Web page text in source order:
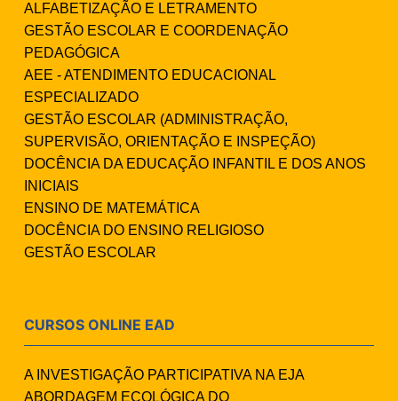
ALFABETIZAÇÃO E LETRAMENTO
GESTÃO ESCOLAR E COORDENAÇÃO
PEDAGÓGICA
AEE - ATENDIMENTO EDUCACIONAL
ESPECIALIZADO
GESTÃO ESCOLAR (ADMINISTRAÇÃO,
SUPERVISÃO, ORIENTAÇÃO E INSPEÇÃO)
DOCÊNCIA DA EDUCAÇÃO INFANTIL E DOS ANOS
INICIAIS
ENSINO DE MATEMÁTICA
DOCÊNCIA DO ENSINO RELIGIOSO
GESTÃO ESCOLAR
CURSOS ONLINE EAD
A INVESTIGAÇÃO PARTICIPATIVA NA EJA
ABORDAGEM ECOLÓGICA DO